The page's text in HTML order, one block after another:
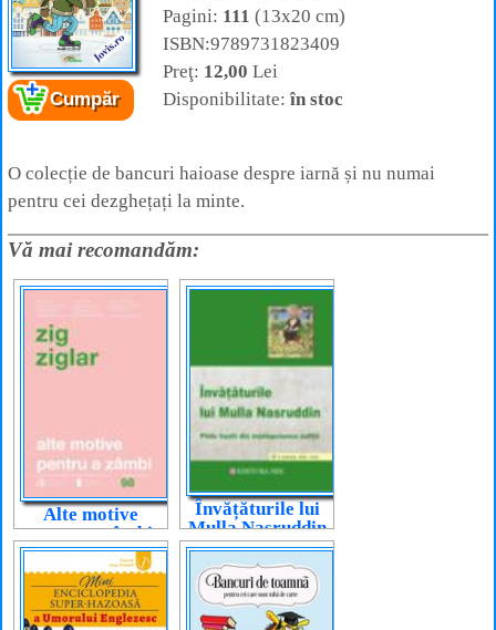
Cartea: Bancuri de iarnă– pentru cei
Editura:
Lux Sublima
Cumpăr
Pagini: 111 (13x20 cm)
ISBN:9789731823409
Preţ: 12,00 Lei
Disponibilitate:în stoc
O colecție de bancuri haioase despre iarnă și nu numai
pentru cei dezghețați la minte.
Vă mai recomandăm:
Alte motive
pentru a zâmbi
Învățăturile lui
Mulla Nasruddin